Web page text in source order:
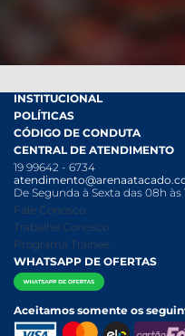
INSTITUCIONAL
Arena Mais
Fácil Pra Pagar
Ofertas
Folheto
Nossas Lojas
Nossa História
Relatório Transparência Salarial
POLÍTICAS
Termos de uso
Política de Trocas e Devoluções
Política de Privacidade
Política Anticorrupção
Política de entrega e Retirada
Política de Pagamento
CÓDIGO DE CONDUTA
Código de conduta PDF
Canal de Denúncias
Canal de Denúncias da Mulher
CENTRAL DE ATENDIMENTO
19 99642 - 6734
De Segunda à Sexta das 08h às
Fale Conosco
Trabalhe Conosco
Programa Trainee
WHATSAPP DE OFERTAS
Aceitamos somente os